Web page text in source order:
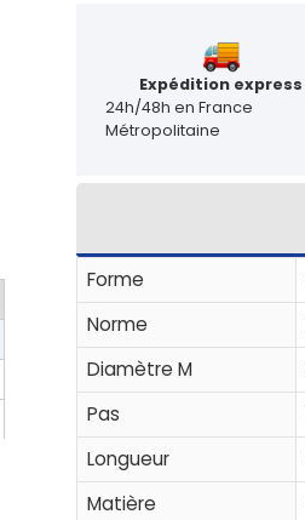
Expédition express
24h/48h en France
Métropolitaine
Forme
Norme
Diamètre M
Pas
Longueur
Matière